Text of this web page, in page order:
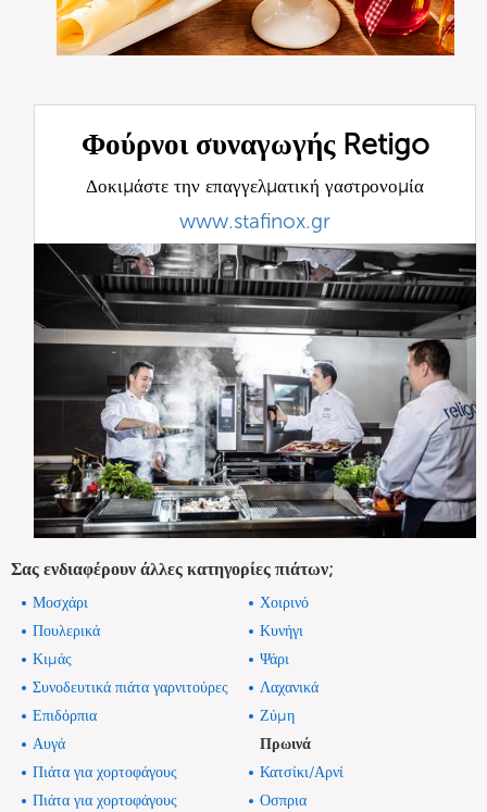
Φούρνοι συναγωγής Retigo
Δοκιμάστε την επαγγελματική γαστρονομία
www.stafinox.gr
Σας ενδιαφέρουν άλλες κατηγορίες πιάτων;
Μοσχάρι
Χοιρινό
Πουλερικά
Κυνήγι
Κιμάς
Ψάρι
Συνοδευτικά πιάτα γαρνιτούρες
Λαχανικά
Επιδόρπια
Ζύμη
Αυγά
Πρωινά
Πιάτα για χορτοφάγους
Κατσίκι/Αρνί
Πιάτα για χορτοφάγους
Οσπρια